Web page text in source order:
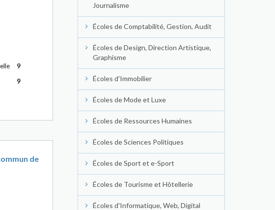
9
9
de
Journalisme
Écoles de Comptabilité, Gestion, Audit
Écoles de Design, Direction Artistique,
Graphisme
Écoles d'Immobilier
Écoles de Mode et Luxe
Écoles de Ressources Humaines
Écoles de Sciences Politiques
Écoles de Sport et e-Sport
Écoles de Tourisme et Hôtellerie
Écoles d'Informatique, Web, Digital